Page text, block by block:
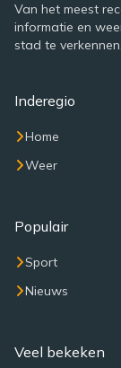
Van het meest
informatie en
stad te
Inderegio
Home
Weer
Populair
Sport
Nieuws
Veel bekeken